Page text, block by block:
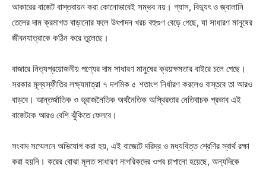
আকারের বাজেট বাস্তবায়ন করা কোনোভাবেই সম্ভব নয়। গ্যাস, বিদ্যুৎ ও জ্বালানি
তেলের দাম ক্রমাগত বাড়ানোর ফলে উৎপাদন খরচ বহুগুণ বেড়ে গেছে, যা সাধারণ মানুষের
জীবনযাত্রাকে কঠিন করে তুলেছে।
বাজারে নিত্যপ্রয়োজনীয় পণ্যের দাম সাধারণ মানুষের ক্রয়ক্ষমতার বাইরে চলে গেছে।
সরকার মূল্যস্ফীতির লক্ষ্যমাত্রা ৭ দশ‌মিক ৫ শতাংশ নির্ধারণ করলেও বাস্তবে তা আরও
বাড়বে। আন্তর্জাতিক ও ভূরাজনৈতিক অর্থনৈতিক অস্থিরতার নেতিবাচক প্রভাব এই
বাজেটকে আরও বেশি ঝুঁকিতে ফেলবে।
সংবাদ সম্মেলনে অভিযোগ করা হয়, এই বাজেটে দরিদ্র ও মধ্যবিত্ত শ্রেণির স্বার্থ রক্ষা
করা হয়নি। করের বোঝা মূলত সাধারণ নাগরিকদের ওপর চাপানো হয়েছে, অন্যদিকে